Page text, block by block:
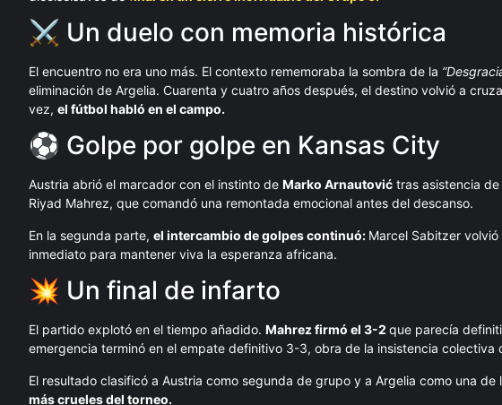
⚔️ Un duelo con memoria histórica
El encuentro no era uno más. El contexto rememoraba la sombra de la
eliminación de Argelia. Cuarenta y cuatro años después, el destino volvió a
vez, el fútbol habló en el campo.
⚽ Golpe por golpe en Kansas City
Austria abrió el marcador con el instinto de Marko Arnautović tras asistencia de
Riyad Mahrez, que comandó una remontada emocional antes del descanso.
En la segunda parte, el intercambio de golpes continuó: Marcel Sabitzer
inmediato para mantener viva la esperanza africana.
💥 Un final de infarto
El partido explotó en el tiempo añadido. Mahrez firmó el 3-2 que parecía
emergencia terminó en el empate definitivo 3-3, obra de la insistencia colectiva
El resultado clasificó a Austria como segunda de grupo y a Argelia como una
más crueles del torneo.